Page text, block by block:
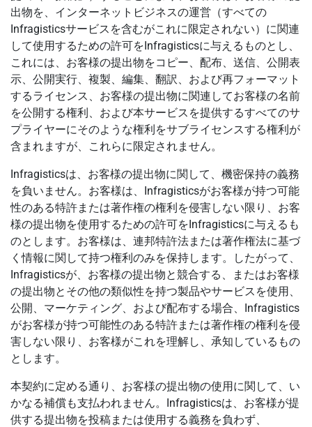
出物を、インターネットビジネスの運営（すべての
Infragisticsサービスを含むがこれに限定されない）に関連
して使用するための許可をInfragisticsに与えるものとし、
これには、お客様の提出物をコピー、配布、送信、公開表
示、公開実行、複製、編集、翻訳、および再フォーマット
するライセンス、お客様の提出物に関連してお客様の名前
を公開する権利、および本サービスを提供するすべてのサ
プライヤーにそのような権利をサブライセンスする権利が
含まれますが、これらに限定されません。
Infragisticsは、お客様の提出物に関して、機密保持の義務
を負いません。お客様は、Infragisticsがお客様が持つ可能
性のある特許または著作権の権利を侵害しない限り、お客
様の提出物を使用するための許可をInfragisticsに与えるも
のとします。お客様は、連邦特許法または著作権法に基づ
く情報に関して持つ権利のみを保持します。したがって、
Infragisticsが、お客様の提出物と競合する、またはお客様
の提出物とその他の類似性を持つ製品やサービスを使用、
公開、マーケティング、および配布する場合、Infragistics
がお客様が持つ可能性のある特許または著作権の権利を侵
害しない限り、お客様がこれを理解し、承知しているもの
とします。
本契約に定める通り、お客様の提出物の使用に関して、い
かなる補償も支払われません。Infragisticsは、お客様が提
供する提出物を投稿または使用する義務を負わず、